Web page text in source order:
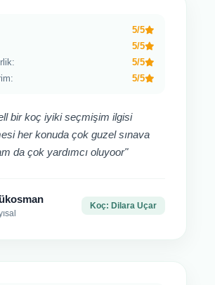
5/5
5/5
5/5
5/5
bir koç iyiki seçmişim ilgisi
her konuda çok guzel sınava
da çok yardımcı oluyoor"
Koç: Dilara Uçar